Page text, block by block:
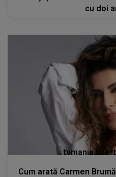
cu doi
Cum arată Carmen